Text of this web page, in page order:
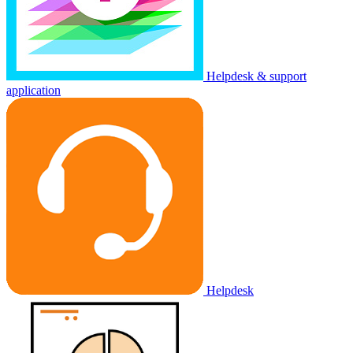
Helpdesk & support
application
Helpdesk